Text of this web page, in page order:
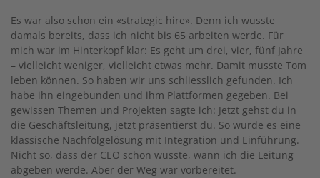
Es war also schon ein «strategic hire». Denn ich wusste
damals bereits, dass ich nicht bis 65 arbeiten werde. Für
mich war im Hinterkopf klar: Es geht um drei, vier, fünf Jahre
– vielleicht weniger, vielleicht etwas mehr. Damit musste Tom
leben können. So haben wir uns schliesslich gefunden. Ich
habe ihn eingebunden und ihm Plattformen gegeben. Bei
gewissen Themen und Projekten sagte ich: Jetzt gehst du in
die Geschäftsleitung, jetzt präsentierst du. So wurde es eine
klassische Nachfolgelösung mit Integration und Einführung.
Nicht so, dass der CEO schon wusste, wann ich die Leitung
abgeben werde. Aber der Weg war vorbereitet.